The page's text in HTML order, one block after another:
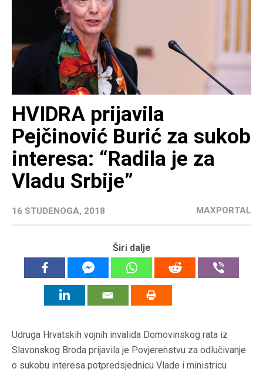
HVIDRA prijavila
Pejčinović Burić za sukob
interesa: “Radila je za
Vladu Srbije”
16 STUDENOGA, 2018 MAXPORTAL
Širi dalje
Udruga Hrvatskih vojnih invalida Domovinskog rata iz
Slavonskog Broda prijavila je Povjerenstvu za odlučivanje
o sukobu interesa potpredsjednicu Vlade i ministricu